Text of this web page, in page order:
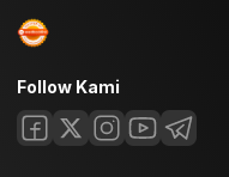
Follow Kami